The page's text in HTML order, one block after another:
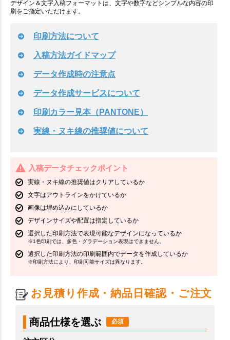
デザイン＆文字入稿フォーマットは、文字や数字などシンプルな内容の印
刷をご指定いただけます。
印刷方法について
入稿方法ガイドマップ
データ作成時の注意点
データ作成サービスについて
印刷カラー見本（PANTONE）
実線・ヌキ線の推奨値について
入稿データチェックポイント
実線・ヌキ線の推奨値はクリアしているか
文字はアウトラインをかけているか
画像は埋め込みにしているか
デザインサイズや配置は指定しているか
選択した印刷方法で表現可能なデザインになっているか
※1色印刷では、多色・グラデーション表現はできません。
選択した印刷方法の印刷範囲内でデータを作成しているか
※印刷方法により、印刷可能サイズは異なります。
お見積り作成・納品日確認・ご注文
商品仕様を選ぶ